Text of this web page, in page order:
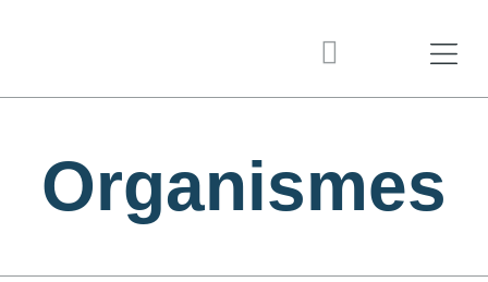
Organismes